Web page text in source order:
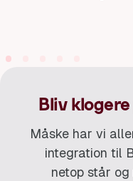
Bliv
Måske har vi
integration til
netop står